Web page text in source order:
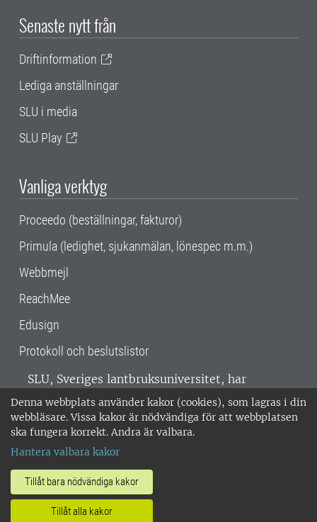
Denna webbplats använder kakor (cookies), som lagras i din
webbläsare. Vissa kakor är nödvändiga för att webbplatsen
ska fungera korrekt. Andra är valbara.
Hantera valbara kakor
Tillåt bara nödvändiga kakor
Tillåt alla kakor
Senaste nytt från
Driftinformation
Lediga anställningar
SLU i media
SLU Play
Vanliga verktyg
Proceedo (beställningar, fakturor)
Primula (ledighet, sjukanmälan, lönespec m.m.)
Webbmejl
ReachMee
Edusign
Protokoll och beslutslistor
SLU, Sveriges lantbruksuniversitet, har
verksamhet över hela Sverige. Huvudorter är
Alnarp, Uppsala och Umeå.SLU är
miljöcertifierat enligt ISO 14001. •
018-67 10 00 • Org nr: 202100-2817 •
Om SLU:s webbplatser
•Hantera kakor•Behandling av
personuppgifter